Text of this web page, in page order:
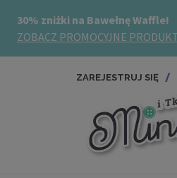
ZAREJESTRUJ SIĘ